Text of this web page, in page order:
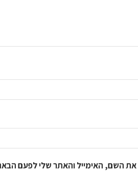
את השם, האימייל והאתר שלי לפעם